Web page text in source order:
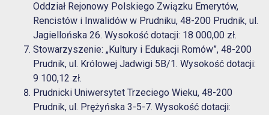
Oddział Rejonowy Polskiego Związku Emerytów,
Rencistów i Inwalidów w Prudniku, 48-200 Prudnik, ul.
Jagiellońska 26. Wysokość dotacji: 18 000,00 zł.
Stowarzyszenie: „Kultury i Edukacji Romów”, 48-200
Prudnik, ul. Królowej Jadwigi 5B/1. Wysokość dotacji:
9 100,12 zł.
Prudnicki Uniwersytet Trzeciego Wieku, 48-200
Prudnik, ul. Prężyńska 3-5-7. Wysokość dotacji: